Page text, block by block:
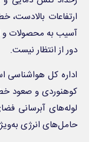
ارتفاعات بالادست،
آسیب به محصولات و
دور از انتظار نیست.
اداره کل هواشناسی
کوهنوردی و صعود
لوله‌های آبرسانی
حامل‌های انرژی